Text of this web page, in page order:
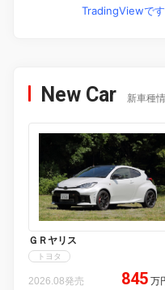
TradingViewで
New Car 新車種
ＧＲヤリス
トヨタ
2026.08発売 845 万